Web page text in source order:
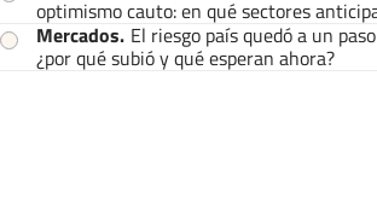
optimismo cauto: en qué sectores
Mercados. El riesgo país quedó a un
¿por qué subió y qué esperan ahora?